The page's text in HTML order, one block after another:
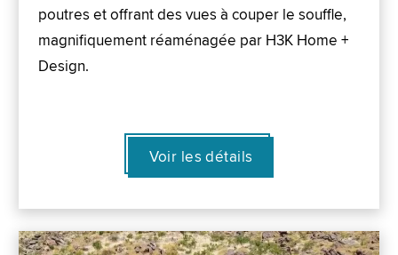
poutres et offrant des vues à couper le souffle,
magnifiquement réaménagée par H3K Home +
Design.
Voir les détails